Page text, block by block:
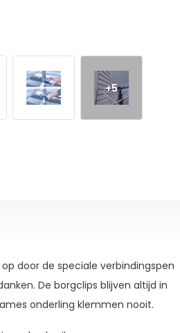
+5
door de speciale verbindingspen
De borgclips blijven altijd in
onderling klemmen nooit.